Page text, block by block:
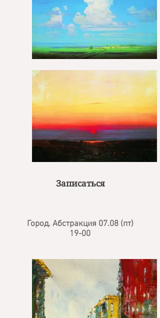
Записаться
Город. Абстракция 07.08 (пт)
19-00